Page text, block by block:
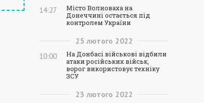
14:27
Місто Волноваха на
Донеччині остається під
контролем України
25 лютого 2022
10:00
На Донбасі військові відбили
атаки російських військ,
ворог використовує техніку
ЗСУ
23 лютого 2022